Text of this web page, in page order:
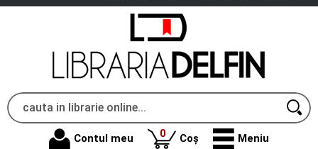
Contul meu 0produse
Coș Meniu